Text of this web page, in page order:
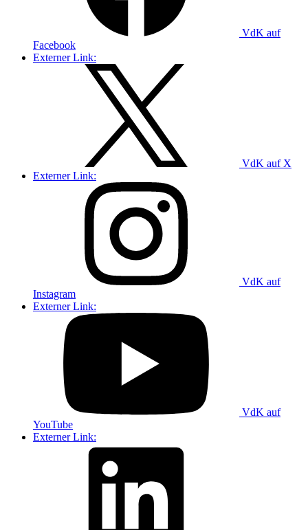
VdK auf
Facebook
Externer Link:
VdK auf X
Externer Link:
VdK auf
Instagram
Externer Link:
VdK auf
YouTube
Externer Link: